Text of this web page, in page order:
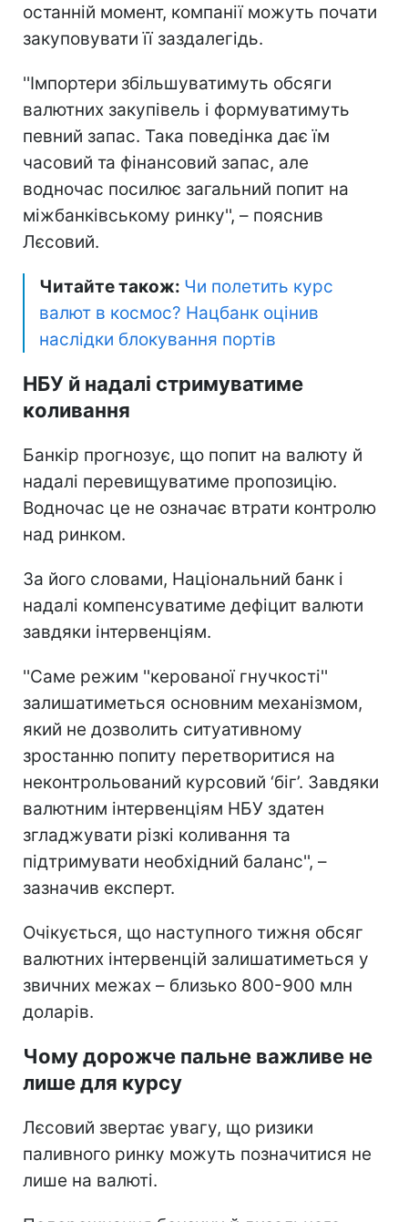
останній момент, компанії можуть почати
закуповувати її заздалегідь.
''Імпортери збільшуватимуть обсяги
валютних закупівель і формуватимуть
певний запас. Така поведінка дає їм
часовий та фінансовий запас, але
водночас посилює загальний попит на
міжбанківському ринку'', – пояснив
Лєсовий.
Читайте також: Чи полетить курс
валют в космос? Нацбанк оцінив
наслідки блокування портів
НБУ й надалі стримуватиме
коливання
Банкір прогнозує, що попит на валюту й
надалі перевищуватиме пропозицію.
Водночас це не означає втрати контролю
над ринком.
За його словами, Національний банк і
надалі компенсуватиме дефіцит валюти
завдяки інтервенціям.
''Саме режим ''керованої гнучкості''
залишатиметься основним механізмом,
який не дозволить ситуативному
зростанню попиту перетворитися на
неконтрольований курсовий ‘біг’. Завдяки
валютним інтервенціям НБУ здатен
згладжувати різкі коливання та
підтримувати необхідний баланс'', –
зазначив експерт.
Очікується, що наступного тижня обсяг
валютних інтервенцій залишатиметься у
звичних межах – близько 800-900 млн
доларів.
Чому дорожче пальне важливе не
лише для курсу
Лєсовий звертає увагу, що ризики
паливного ринку можуть позначитися не
лише на валюті.